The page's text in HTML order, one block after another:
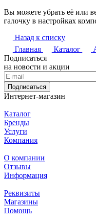
Вы можете убрать её или
галочку в настройках
Назад к списку
Главная
Каталог
Подписаться
на новости и акции
Подписаться
Интернет-магазин
Каталог
Бренды
Услуги
Компания
О компании
Отзывы
Информация
Реквизиты
Магазины
Помощь